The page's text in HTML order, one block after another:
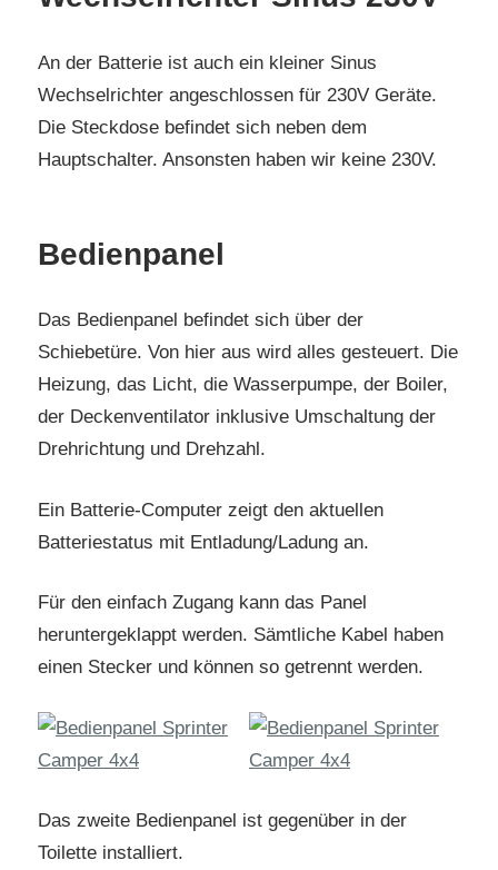
An der Batterie ist auch ein kleiner Sinus
Wechselrichter angeschlossen für 230V Geräte.
Die Steckdose befindet sich neben dem
Hauptschalter. Ansonsten haben wir keine 230V.
Bedienpanel
Das Bedienpanel befindet sich über der
Schiebetüre. Von hier aus wird alles gesteuert. Die
Heizung, das Licht, die Wasserpumpe, der Boiler,
der Deckenventilator inklusive Umschaltung der
Drehrichtung und Drehzahl.
Ein Batterie-Computer zeigt den aktuellen
Batteriestatus mit Entladung/Ladung an.
Für den einfach Zugang kann das Panel
heruntergeklappt werden. Sämtliche Kabel haben
einen Stecker und können so getrennt werden.
Das zweite Bedienpanel ist gegenüber in der
Toilette installiert.